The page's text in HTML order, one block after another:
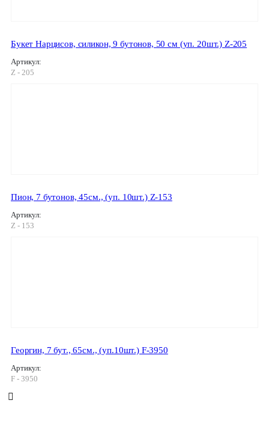
Букет Нарцисов, силикон, 9 бутонов, 50 см (уп. 20шт.) Z-205
Артикул:
Z - 205
Пион, 7 бутонов, 45см., (уп. 10шт.) Z-153
Артикул:
Z - 153
Георгин, 7 бут., 65см., (уп.10шт.) F-3950
Артикул:
F - 3950